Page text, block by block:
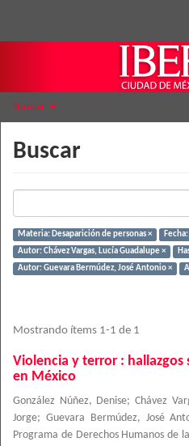
Buscar
Buscar
Materia: Desaparición de personas ×
Autor: Chávez Vargas, Lucía Guadalupe ×
Autor: Guevara Bermúdez, José Antonio ×
Mostrando ítems 1-1 de 1
Violencia y terror : hallazgos
en México
González Núñez, Denise; Chávez
Jorge; Guevara Bermúdez, José
Programa de Derechos Humanos de